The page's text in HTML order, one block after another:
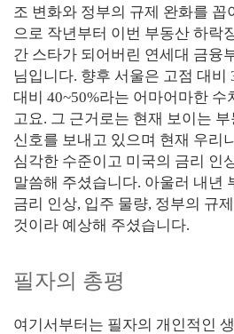
조 변화와 정부의 규제 완화를 꼽
으로 작년부터 이번 부동산 하락
간 스타가 되어버린 연세대 금융
님입니다. 향후 서울은 고점 대비
대비 40~50%라는 어마어마한 수
고요. 그 근거로는 현재 보이는
신호를 보내고 있으며 현재 우리
심각한 수준이고 미국의 금리 인
말씀해 주셨습니다. 아울러 내년
금리 인상, 입주 물량, 정부의 규
것이라 예상해 주셨습니다.
필자의 총평
여기서부터는 필자의 개인적인